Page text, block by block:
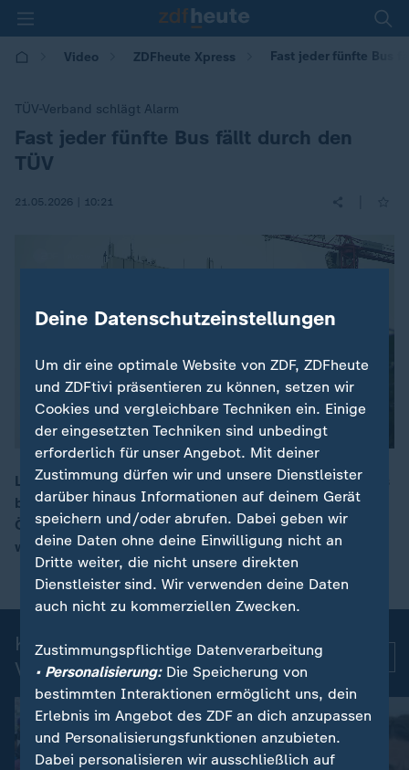
Video ZDFheute Xpress Fast jeder fünfte Bus
TÜV-Verband schlägt Alarm
:Fast jeder fünfte Bus fällt durch den
TÜV
21.05.2026 | 10:21
00:17
Laut TÜV-Verband fiel 2024 und 2025 jeder fünfte Bus
bei der Hauptuntersuchung durch. Häufigste Mängel:
Ölverlust, Beleuchtung und Bremsen. Grund sei der
wirtschaftliche Druck auf Busunternehmen.
Kurznachrichten: Aktuelle
Videos
Deine Datenschutzeinstellungen
Um dir eine optimale Website von ZDF, ZDFheute
und ZDFtivi präsentieren zu können, setzen wir
Cookies und vergleichbare Techniken ein. Einige
der eingesetzten Techniken sind unbedingt
erforderlich für unser Angebot. Mit deiner
Zustimmung dürfen wir und unsere Dienstleister
darüber hinaus Informationen auf deinem Gerät
speichern und/oder abrufen. Dabei geben wir
deine Daten ohne deine Einwilligung nicht an
Dritte weiter, die nicht unsere direkten
Dienstleister sind. Wir verwenden deine Daten
auch nicht zu kommerziellen Zwecken.
Zustimmungspflichtige Datenverarbeitung
• Personalisierung:Die Speicherung von
bestimmten Interaktionen ermöglicht uns, dein
Erlebnis im Angebot des ZDF an dich anzupassen
und Personalisierungsfunktionen anzubieten.
Dabei personalisieren wir ausschließlich auf